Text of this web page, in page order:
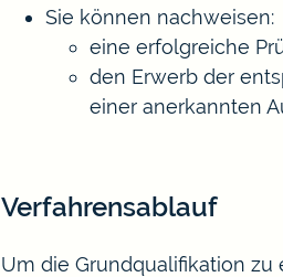
Sie können nachweisen:
eine erfolgreiche
den Erwerb der
einer anerkannten
Verfahrensablauf
Um die Grundqualifikation